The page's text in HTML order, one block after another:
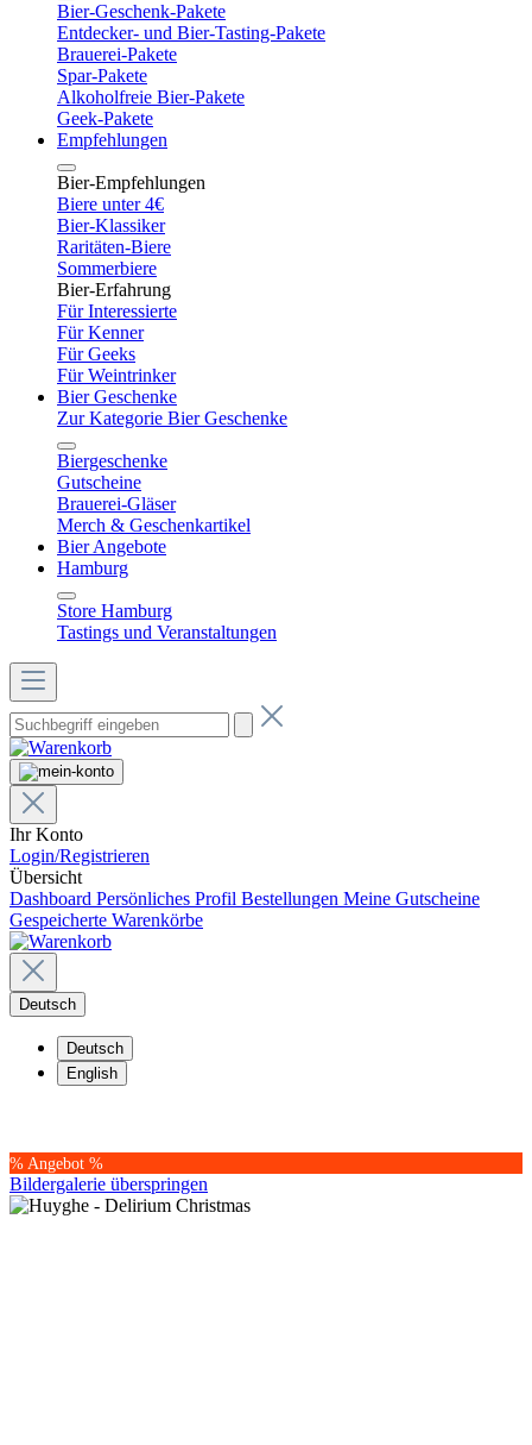
Bier-Geschenk-Pakete
Entdecker- und Bier-Tasting-Pakete
Brauerei-Pakete
Spar-Pakete
Alkoholfreie Bier-Pakete
Geek-Pakete
Empfehlungen
Bier-Empfehlungen
Biere unter 4€
Bier-Klassiker
Raritäten-Biere
Sommerbiere
Bier-Erfahrung
Für Interessierte
Für Kenner
Für Geeks
Für Weintrinker
Bier Geschenke
Zur Kategorie Bier Geschenke
Biergeschenke
Gutscheine
Brauerei-Gläser
Merch & Geschenkartikel
Bier Angebote
Hamburg
Store Hamburg
Tastings und Veranstaltungen
Ihr Konto
Login/Registrieren
Übersicht
Dashboard Persönliches Profil Bestellungen Meine Gutscheine
Gespeicherte Warenkörbe
Deutsch
Deutsch
English
% Angebot %
Bildergalerie überspringen